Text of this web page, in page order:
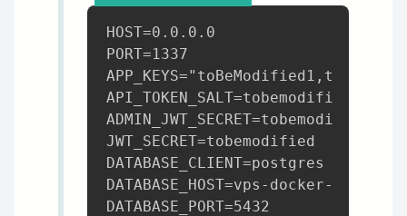
HOST=0.0.0.0
PORT=1337
API_TOKEN_SALT=tobemodified
ADMIN_JWT_SECRET=tobemodified
JWT_SECRET=tobemodified
DATABASE_CLIENT=postgres
DATABASE_HOST=vps-docker-strapi-
DATABASE_PORT=5432